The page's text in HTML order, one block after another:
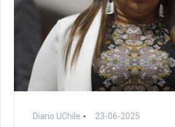
Diario UChile 23-06-2025